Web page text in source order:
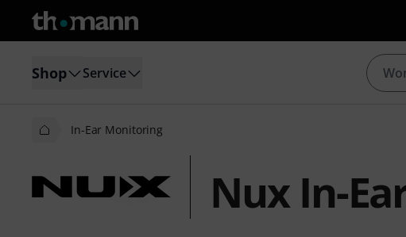
Shop Service
In-Ear Monitoring
Nux In-